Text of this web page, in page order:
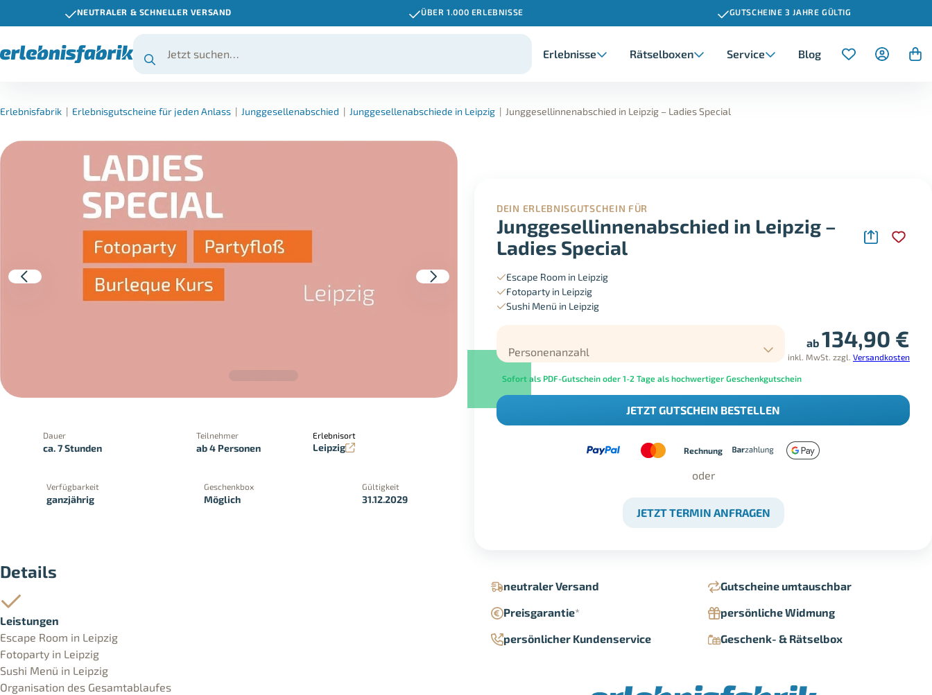
NEUTRALER & SCHNELLER VERSAND ÜBER 1.000 ERLEBNISSE GUTSCHEINE 3 JAHRE GÜLTIG
Erlebnisse
Valentinstag
Rätselboxen Service Blog
Erlebnisfabrik | Erlebnisgutscheine für jeden Anlass | Junggesellenabschied | Junggesellenabschiede in Leipzig | Junggesellinnenabschied in Leipzig – Ladies Special
DEIN ERLEBNISGUTSCHEIN FÜR
Junggesellinnenabschied in Leipzig –
Ladies Special
Escape Room in Leipzig
Fotoparty in Leipzig
Sushi Menü in Leipzig
Personenanzahl
ab 134,90 €
inkl. MwSt. zzgl. Versandkosten
Sofort als PDF-Gutschein oder 1-2 Tage als hochwertiger Geschenkgutschein
JETZT GUTSCHEIN BESTELLEN
PayPalKreditkartenzahlung Rechnung
Zahlung in der Geschäftsstelle
oder
JETZT TERMIN ANFRAGEN
Dauer
ca. 7 Stunden
Teilnehmer
ab 4 Personen
Erlebnisort
Leipzig
Verfügbarkeit
ganzjährig
Geschenkbox
Möglich
Gültigkeit
31.12.2029
neutraler Versand
Gutscheine umtauschbar
Preisgarantie*
persönliche Widmung
persönlicher Kundenservice
Geschenk- & Rätselbox
Details
Leistungen
Escape Room in Leipzig
Fotoparty in Leipzig
Sushi Menü in Leipzig
Organisation des Gesamtablaufes